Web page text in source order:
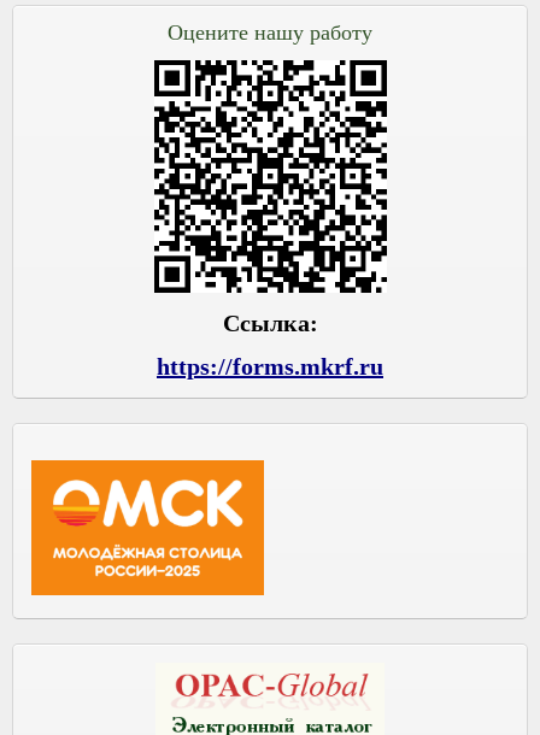
Оцените нашу работу
Ссылка:
https://forms.mkrf.ru